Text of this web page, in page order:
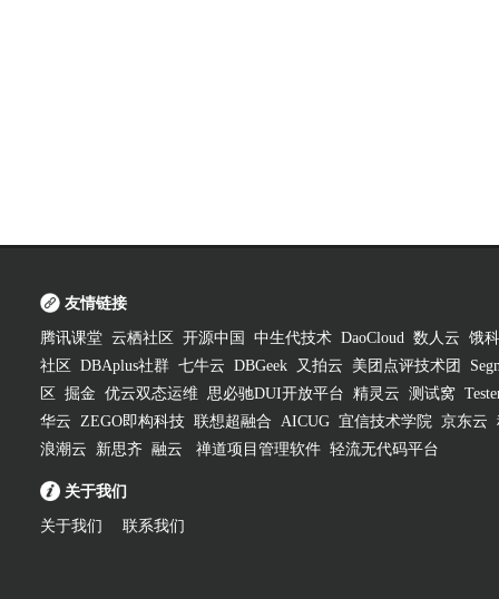
友情链接
腾讯课堂 云栖社区 开源中国 中生代技术 DaoCloud 数人云 饿
社区
DBAplus社群 七牛云 DBGeek 又拍云 美团点评技术团
区
掘金 优云双态运维 思必驰DUI开放平台 精灵云 测试窝
华云 ZEGO即构科技 联想超融合 AICUG 宜信技术学院 京东云
浪潮云
新思齐 融云 禅道项目管理软件 轻流无代码平台
关于我们
关于我们 联系我们